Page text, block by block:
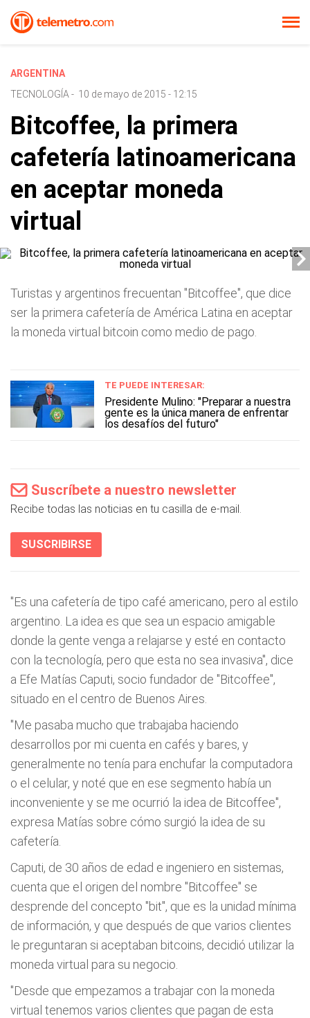
ARGENTINA
TECNOLOGÍA - 10 de mayo de 2015 - 12:15
Bitcoffee, la primera
cafetería latinoamericana
en aceptar moneda
virtual
Turistas y argentinos frecuentan "Bitcoffee", que dice
ser la primera cafetería de América Latina en aceptar
la moneda virtual bitcoin como medio de pago.
TE PUEDE INTERESAR:
Presidente Mulino: "Preparar a nuestra
gente es la única manera de enfrentar
los desafíos del futuro"
Suscríbete a nuestro newsletter
Recibe todas las noticias en tu casilla de e-mail.
SUSCRIBIRSE
"Es una cafetería de tipo café americano, pero al estilo
argentino. La idea es que sea un espacio amigable
donde la gente venga a relajarse y esté en contacto
con la tecnología, pero que esta no sea invasiva", dice
a Efe Matías Caputi, socio fundador de "Bitcoffee",
situado en el centro de Buenos Aires.
"Me pasaba mucho que trabajaba haciendo
desarrollos por mi cuenta en cafés y bares, y
generalmente no tenía para enchufar la computadora
o el celular, y noté que en ese segmento había un
inconveniente y se me ocurrió la idea de Bitcoffee",
expresa Matías sobre cómo surgió la idea de su
cafetería.
Caputi, de 30 años de edad e ingeniero en sistemas,
cuenta que el origen del nombre "Bitcoffee" se
desprende del concepto "bit", que es la unidad mínima
de información, y que después de que varios clientes
le preguntaran si aceptaban bitcoins, decidió utilizar la
moneda virtual para su negocio.
"Desde que empezamos a trabajar con la moneda
virtual tenemos varios clientes que pagan de esta